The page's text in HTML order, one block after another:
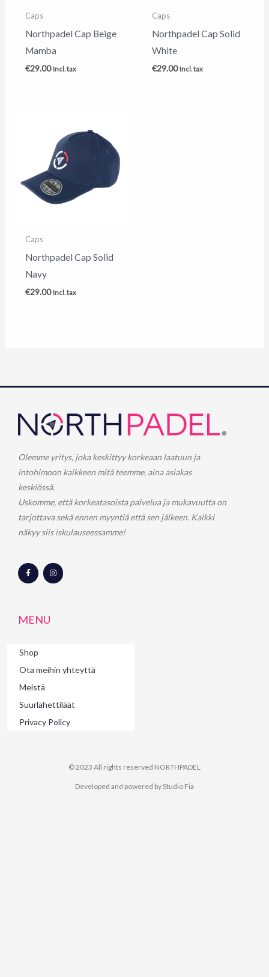
Caps
Northpadel Cap Beige
Mamba
€29.00 Incl. tax
Caps
Northpadel Cap Solid
White
€29.00 Incl. tax
Caps
Northpadel Cap Solid
Navy
€29.00 Incl. tax
Olemme yritys, joka keskittyy korkeaan laatuun ja
intohimoon kaikkeen mitä teemme, aina asiakas
keskiössä.
Uskomme, että korkeatasoista palvelua ja mukavuutta on
tarjottava sekä ennen myyntiä että sen jälkeen. Kaikki
näkyy siis iskulauseessamme!
F
a
c
k
-
I
n
s
MENU
Shop
Ota meihin yhteyttä
Meistä
Suurlähettiläät
Privacy Policy
© 2023 All rights reserved​ NORTHPADEL
Developed and powered by Studio Fia